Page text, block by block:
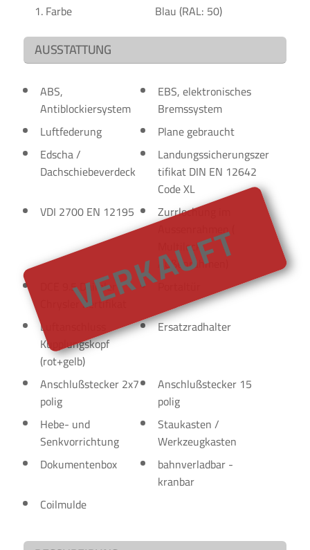
VERKAUFT
1. Farbe Blau (RAL: 50)
AUSSTATTUNG
ABS,
Antiblockiersystem
EBS, elektronisches
Bremssystem
Luftfederung
Plane gebraucht
Edscha /
Dachschiebeverdeck
Landungssicherungszer
tifikat DIN EN 12642
Code XL
VDI 2700 EN 12195
Zurrlochung im
Aussenrahmen (
Multilock
Außenrahmen)
DCE 9.5 Daimler
Chrysler Zertifikat
Portaltür
Luftanschluss
Kupplungskopf
(rot+gelb)
Ersatzradhalter
Anschlußstecker 2x7
polig
Anschlußstecker 15
polig
Hebe- und
Senkvorrichtung
Staukasten /
Werkzeugkasten
Dokumentenbox
bahnverladbar -
kranbar
Coilmulde